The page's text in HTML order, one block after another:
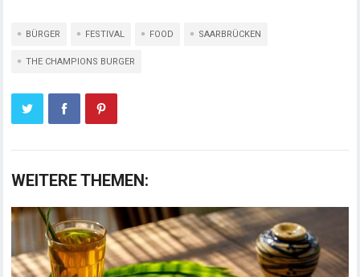
BÜRGER FESTIVAL FOOD SAARBRÜCKEN
THE CHAMPIONS BURGER
WEITERE THEMEN: